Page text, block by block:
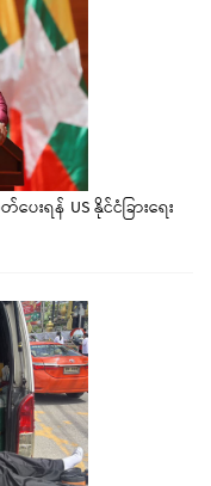
းရန် US နိုင်ငံခြားရေး